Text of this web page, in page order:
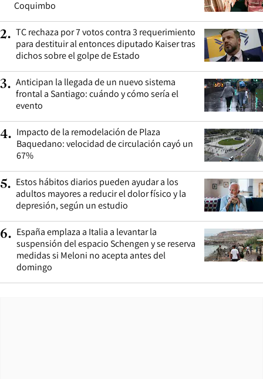
Coquimbo
2. TC rechaza por 7 votos contra 3 requerimiento
para destituir al entonces diputado Kaiser tras
dichos sobre el golpe de Estado
3. Anticipan la llegada de un nuevo sistema
frontal a Santiago: cuándo y cómo sería el
evento
4. Impacto de la remodelación de Plaza
Baquedano: velocidad de circulación cayó un
67%
5. Estos hábitos diarios pueden ayudar a los
adultos mayores a reducir el dolor físico y la
depresión, según un estudio
6. España emplaza a Italia a levantar la
suspensión del espacio Schengen y se reserva
medidas si Meloni no acepta antes del
domingo